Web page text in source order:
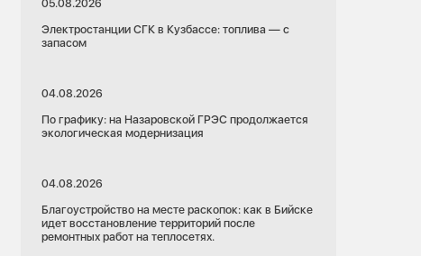
05.08.2026
Электростанции СГК в Кузбассе: топлива — с
запасом
04.08.2026
По графику: на Назаровской ГРЭС продолжается
экологическая модернизация
04.08.2026
Благоустройство на месте раскопок: как в Бийске
идет восстановление территорий после
ремонтных работ на теплосетях.